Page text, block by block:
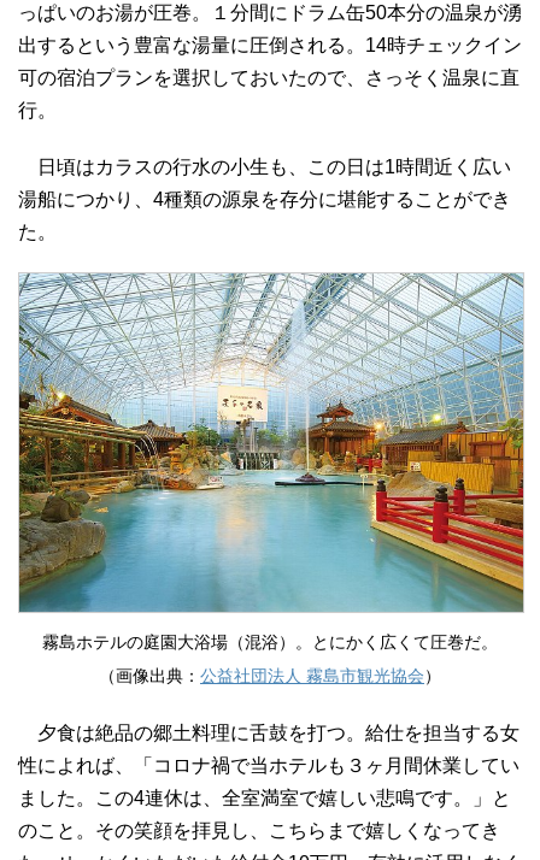
っぱいのお湯が圧巻。１分間にドラム缶50本分の温泉が湧
出するという豊富な湯量に圧倒される。14時チェックイン
可の宿泊プランを選択しておいたので、さっそく温泉に直
行。
日頃はカラスの行水の小生も、この日は1時間近く広い
湯船につかり、4種類の源泉を存分に堪能することができ
た。
霧島ホテルの庭園大浴場（混浴）。とにかく広くて圧巻だ。
（画像出典： 公益社団法人 霧島市観光協会）
夕食は絶品の郷土料理に舌鼓を打つ。給仕を担当する女
性によれば、「コロナ禍で当ホテルも３ヶ月間休業してい
ました。この4連休は、全室満室で嬉しい悲鳴です。」と
のこと。その笑顔を拝見し、こちらまで嬉しくなってき